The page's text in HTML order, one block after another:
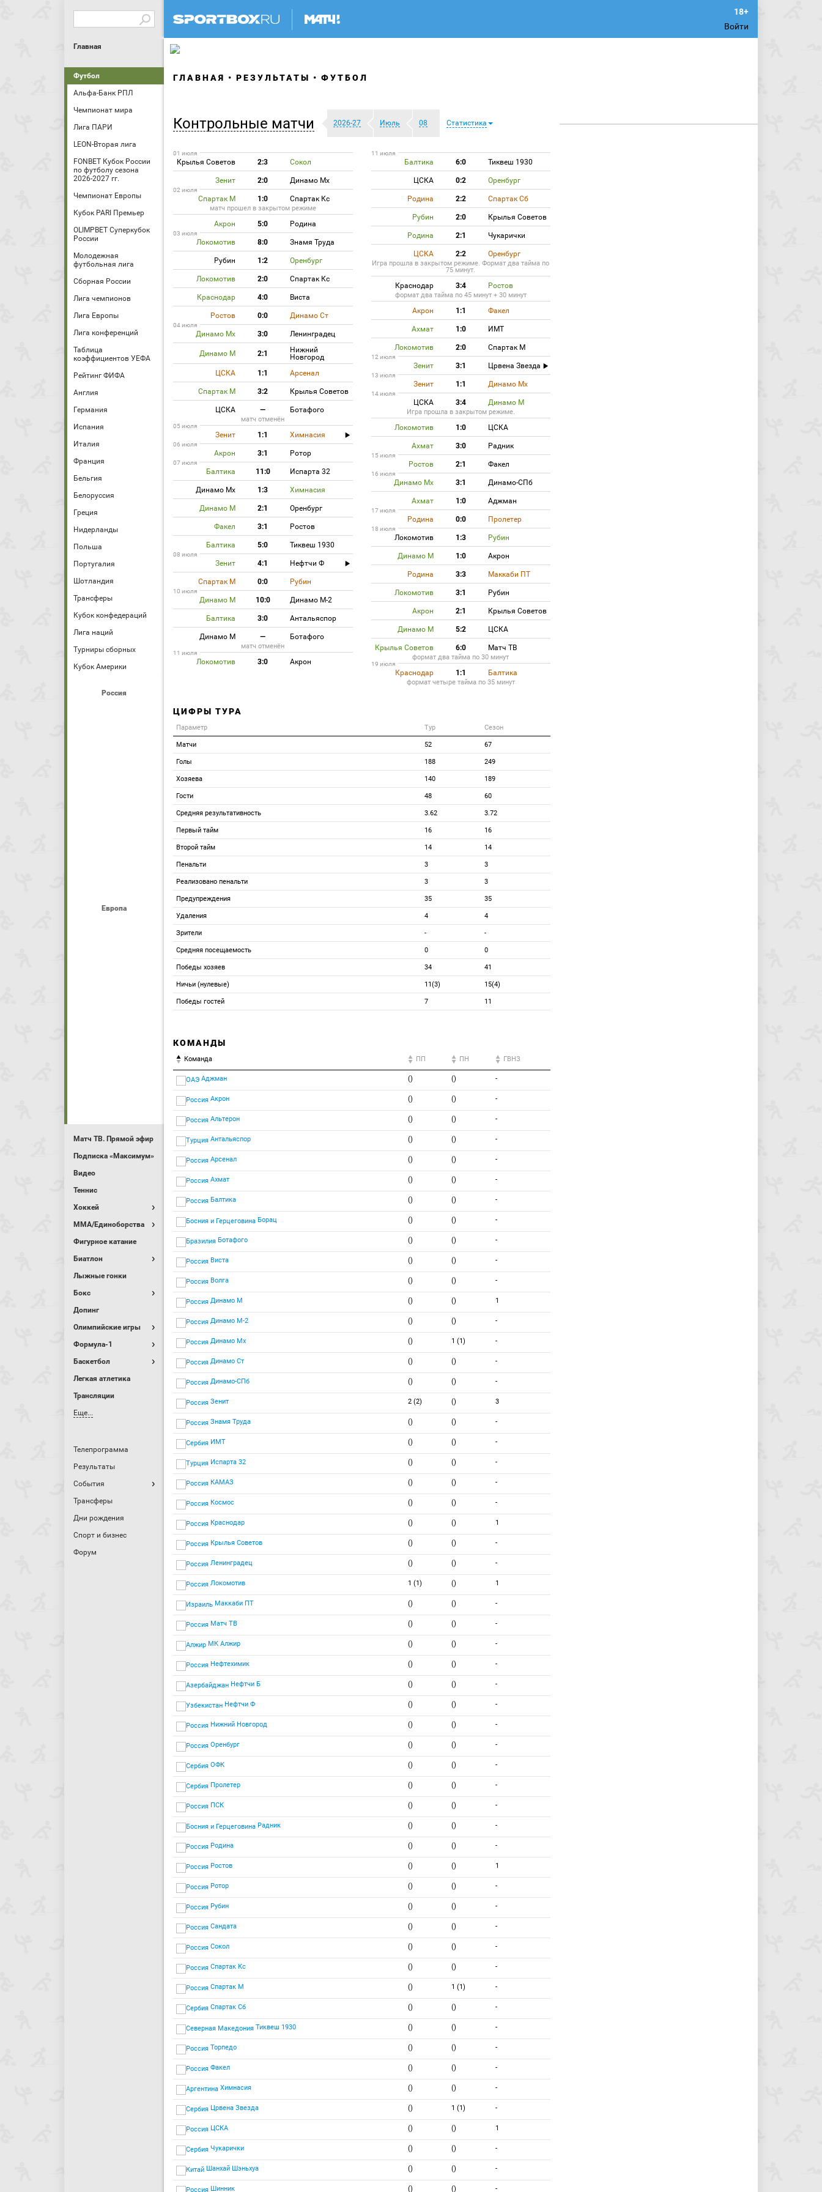
Войти
Главная
Футбол
Альфа-Банк РПЛ
Чемпионат мира
Лига ПАРИ
LEON-Вторая лига
FONBET Кубок России
по футболу сезона
2026-2027 гг.
Чемпионат Европы
Кубок PARI Премьер
OLIMPBET Суперкубок
России
Молодежная
футбольная лига
Сборная России
Лига чемпионов
Лига Европы
Лига конференций
Таблица
коэффициентов УЕФА
Рейтинг ФИФА
Англия
Германия
Испания
Италия
Франция
Бельгия
Белоруссия
Греция
Нидерланды
Польша
Португалия
Шотландия
Трансферы
Кубок конфедераций
Лига наций
Турниры сборных
Кубок Америки
Россия
Европа
Матч ТВ. Прямой эфир
Подписка «Максимум»
Видео
Теннис
Хоккей
MMA/Единоборства
Фигурное катание
Биатлон
Лыжные гонки
Бокс
Допинг
Олимпийские игры
Формула-1
Баскетбол
Легкая атлетика
Трансляции
Еще...
Телепрограмма
Результаты
События
Трансферы
Дни рождения
Спорт и бизнес
Форум
ГЛАВНАЯ РЕЗУЛЬТАТЫ ФУТБОЛ
Контрольные матчи 2026-27 Июль 08 Статистика
01 июля
Крылья Советов 2:3 Сокол
Зенит 2:0 Динамо Мх
02 июля
Спартак М 1:0 Спартак Кс
матч прошел в закрытом режиме
Акрон 5:0 Родина
03 июля
Локомотив 8:0 Знамя Труда
Рубин 1:2 Оренбург
Локомотив 2:0 Спартак Кс
Краснодар 4:0 Виста
Ростов 0:0 Динамо Ст
04 июля
Динамо Мх 3:0 Ленинградец
Динамо М 2:1
Нижний
Новгород
ЦСКА
1:1 Арсенал
Спартак М 3:2 Крылья Советов
ЦСКА — Ботафого
матч отменён
05 июля
Зенит 1:1 Химнасия
06 июля
Акрон 3:1 Ротор
07 июля
Балтика 11:0 Испарта 32
Динамо Мх 1:3 Химнасия
Динамо М 2:1 Оренбург
Факел 3:1 Ростов
Балтика 5:0 Тиквеш 1930
08 июля
Зенит 4:1 Нефтчи Ф
Спартак М 0:0 Рубин
10 июля
Динамо М 10:0 Динамо М-2
Балтика 3:0 Антальяспор
Динамо М — Ботафого
матч отменён
11 июля
Локомотив 3:0 Акрон
11 июля
Балтика 6:0 Тиквеш 1930
ЦСКА 0:2 Оренбург
Родина 2:2 Спартак Сб
Рубин 2:0 Крылья Советов
Родина 2:1 Чукарички
ЦСКА 2:2 Оренбург
Игра прошла в закрытом режиме. Формат два тайма по
75 минут.
Краснодар 3:4 Ростов
формат два тайма по 45 минут + 30 минут
Акрон 1:1 Факел
Ахмат 1:0 ИМТ
Локомотив 2:0 Спартак М
12 июля
Зенит 3:1 Црвена Звезда
13 июля
Зенит 1:1 Динамо Мх
14 июля
ЦСКА 3:4 Динамо М
Игра прошла в закрытом режиме.
Локомотив 1:0 ЦСКА
Ахмат 3:0 Радник
15 июля
Ростов 2:1 Факел
16 июля
Динамо Мх 3:1 Динамо-СПб
Ахмат 1:0 Аджман
17 июля
Родина 0:0 Пролетер
18 июля
Локомотив 1:3 Рубин
Динамо М 1:0 Акрон
Родина 3:3 Маккаби ПТ
Локомотив 3:1 Рубин
Акрон 2:1 Крылья Советов
Динамо М 5:2 ЦСКА
Крылья Советов 6:0 Матч ТВ
формат два тайма по 30 минут
19 июля
Краснодар 1:1 Балтика
формат четыре тайма по 35 минут
ЦИФРЫ ТУРА
Параметр Тур Сезон
Матчи 52 67
Голы 188 249
Хозяева 140 189
Гости 48 60
Средняя результативность 3.62 3.72
Первый тайм 16 16
Второй тайм 14 14
Пенальти 3 3
Реализовано пенальти 3 3
Предупреждения 35 35
Удаления 4 4
Зрители - -
Средняя посещаемость 0 0
Победы хозяев 34 41
Ничьи (нулевые) 11(3) 15(4)
Победы гостей 7 11
КОМАНДЫ
Команда ПП ПН ГВНЗ
Аджман () () -
Акрон () () -
Альтерон () () -
Антальяспор () () -
Арсенал () () -
Ахмат () () -
Балтика () () -
Борац () () -
Ботафого () () -
Виста () () -
Волга () () -
Динамо М () () 1
Динамо М-2 () () -
Динамо Мх () 1 (1) -
Динамо Ст () () -
Динамо-СПб () () -
Зенит 2 (2) () 3
Знамя Труда () () -
ИМТ () () -
Испарта 32 () () -
КАМАЗ () () -
Космос () () -
Краснодар () () 1
Крылья Советов () () -
Ленинградец () () -
Локомотив 1 (1) () 1
Маккаби ПТ () () -
Матч ТВ () () -
МК Алжир () () -
Нефтехимик () () -
Нефтчи Б () () -
Нефтчи Ф () () -
Нижний Новгород () () -
Оренбург () () -
ОФК () () -
Пролетер () () -
ПСК () () -
Радник () () -
Родина () () -
Ростов () () 1
Ротор () () -
Рубин () () -
Сандата () () -
Сокол () () -
Спартак Кс () () -
Спартак М () 1 (1) -
Спартак Сб () () -
Тиквеш 1930 () () -
Торпедо () () -
Факел () () -
Химнасия () () -
Црвена Звезда () 1 (1) -
ЦСКА () () 1
Чукарички () () -
Шанхай Шэньхуа () () -
Шинник () () -